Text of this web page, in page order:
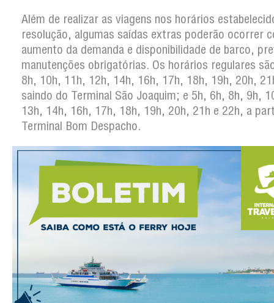
Além de realizar as viagens nos horários
resolução, algumas saídas extras poderão ocorrer
aumento da demanda e disponibilidade de barco,
manutenções obrigatórias. Os horários regulares
8h, 10h, 11h, 12h, 14h, 16h, 17h, 18h, 19h, 20h,
saindo do Terminal São Joaquim; e 5h, 6h, 8h, 9h,
13h, 14h, 16h, 17h, 18h, 19h, 20h, 21h e 22h, a
Terminal Bom Despacho.